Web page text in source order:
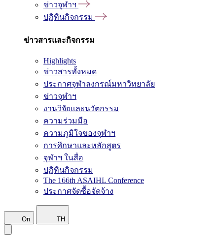
ข่าวจุฬาฯ
ปฏิทินกิจกรรม
ข่าวสารและกิจกรรม
Highlights
ข่าวสารทั้งหมด
ประกาศจุฬาลงกรณ์มหาวิทยาลัย
ข่าวจุฬาฯ
งานวิจัยและนวัตกรรม
ความร่วมมือ
ความภูมิใจของจุฬาฯ
การศึกษาและหลักสูตร
จุฬาฯ ในสื่อ
ปฏิทินกิจกรรม
The 166th ASAIHL Conference
ประกาศจัดซื้อจัดจ้าง
On TH